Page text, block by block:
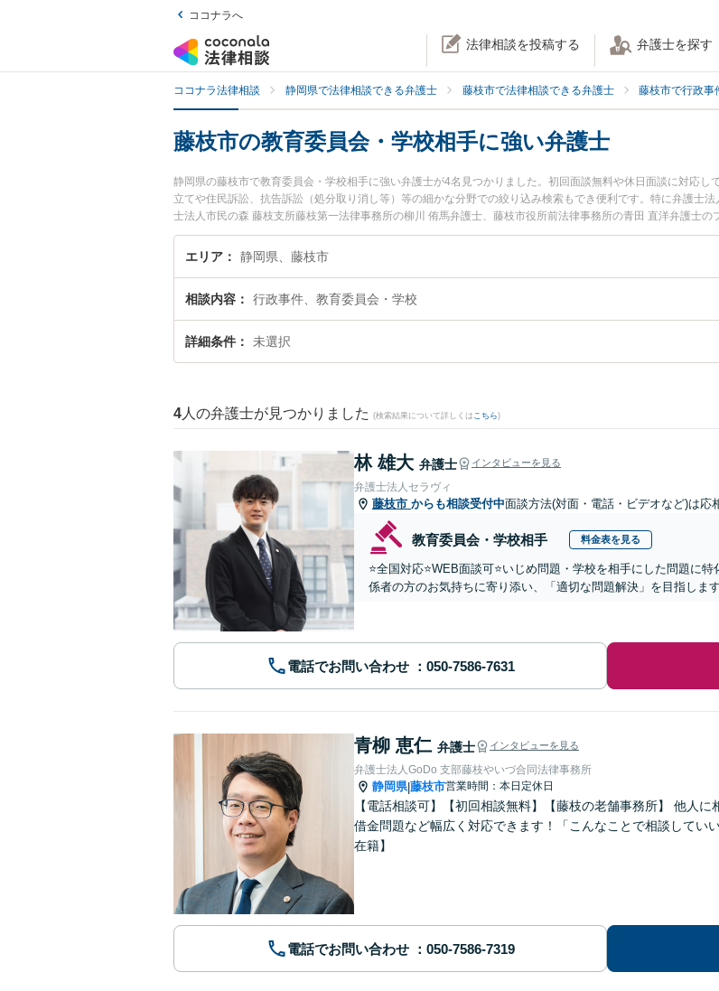
ココナラへ
法律相談を投稿する 弁護士を探す
ココナラ法律相談 静岡県で法律相談できる弁護士 藤枝市で法律相談できる弁護士 藤枝市で行政事
藤枝市の教育委員会・学校相手に強い弁護士
静岡県の藤枝市で教育委員会・学校相手に強い弁護士が4名見つかりました。初回面談無料や休日面談に対応
立てや住民訴訟、抗告訴訟（処分取り消し等）等の細かな分野での絞り込み検索もでき便利です。特に弁護士
士法人市民の森 藤枝支所藤枝第一法律事務所の柳川 侑馬弁護士、藤枝市役所前法律事務所の青田 直洋弁護士の
『藤枝市で土日や夜間に発生した教育委員会・学校相手のトラブルを今すぐに弁護士に相談したい』『教育委
い』『初回相談無料で教育委員会・学校相手を法律相談できる藤枝市内の弁護士に相談予約したい』などでお困
エリア 静岡県、藤枝市
相談内容 行政事件、教育委員会・学校
詳細条件 未選択
4 人の弁護士が見つかりました (検索結果について詳しくは こちら)
林 雄大 弁護士 インタビューを見る
弁護士法人セラヴィ
藤枝市 からも相談受付中面談方法(対面・電話・ビデオなど)は応
教育委員会・学校相手 料金表を見る
⭐️全国対応⭐️WEB面談可⭐️いじめ問題・学校を相手にした問題に
係者の方のお気持ちに寄り添い、「適切な問題解決」を目指しま
電話でお問い合わせ
青柳 恵仁 弁護士 インタビューを見る
弁護士法人GoDo 支部藤枝やいづ合同法律事務所
静岡県|藤枝市営業時間：本日定休日
【電話相談可】【初回相談無料】【藤枝の老舗事務所】 他人
借金問題など幅広く対応できます！「こんなことで相談してい
在籍】
電話でお問い合わせ